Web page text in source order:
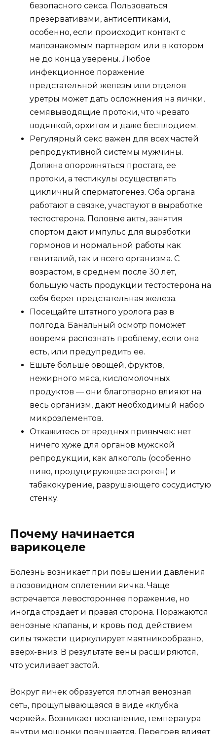
безопасного секса. Пользоваться
презервативами, антисептиками,
особенно, если происходит контакт с
малознакомым партнером или в котором
не до конца уверены. Любое
инфекционное поражение
предстательной железы или отделов
уретры может дать осложнения на яички,
семявыводящие протоки, что чревато
водянкой, орхитом и даже бесплодием.
Регулярный секс важен для всех частей
репродуктивной системы мужчины.
Должна опорожняться простата, ее
протоки, а тестикулы осуществлять
цикличный сперматогенез. Оба органа
работают в связке, участвуют в выработке
тестостерона. Половые акты, занятия
спортом дают импульс для выработки
гормонов и нормальной работы как
гениталий, так и всего организма. С
возрастом, в среднем после 30 лет,
большую часть продукции тестостерона на
себя берет предстательная железа.
Посещайте штатного уролога раз в
полгода. Банальный осмотр поможет
вовремя распознать проблему, если она
есть, или предупредить ее.
Ешьте больше овощей, фруктов,
нежирного мяса, кисломолочных
продуктов — они благотворно влияют на
весь организм, дают необходимый набор
микроэлементов.
Откажитесь от вредных привычек: нет
ничего хуже для органов мужской
репродукции, как алкоголь (особенно
пиво, продуцирующее эстроген) и
табакокурение, разрушающего сосудистую
стенку.
Почему начинается
варикоцеле
Болезнь возникает при повышении давления
в лозовидном сплетении яичка. Чаще
встречается левостороннее поражение, но
иногда страдает и правая сторона. Поражаются
венозные клапаны, и кровь под действием
силы тяжести циркулирует маятникообразно,
вверх-вниз. В результате вены расширяются,
что усиливает застой.
Вокруг яичек образуется плотная венозная
сеть, прощупывающаяся в виде «клубка
червей». Возникает воспаление, температура
внутри мошонки повышается. Перегрев влияет